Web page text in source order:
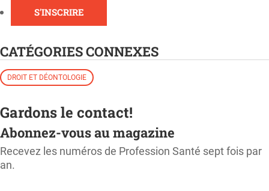
S'INSCRIRE
CATÉGORIES CONNEXES
DROIT ET DÉONTOLOGIE
Gardons le contact!
Abonnez-vous au magazine
Recevez les numéros de Profession Santé sept fois par
an.